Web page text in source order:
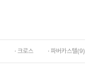
· 크로스 · 파버카스텔(9)